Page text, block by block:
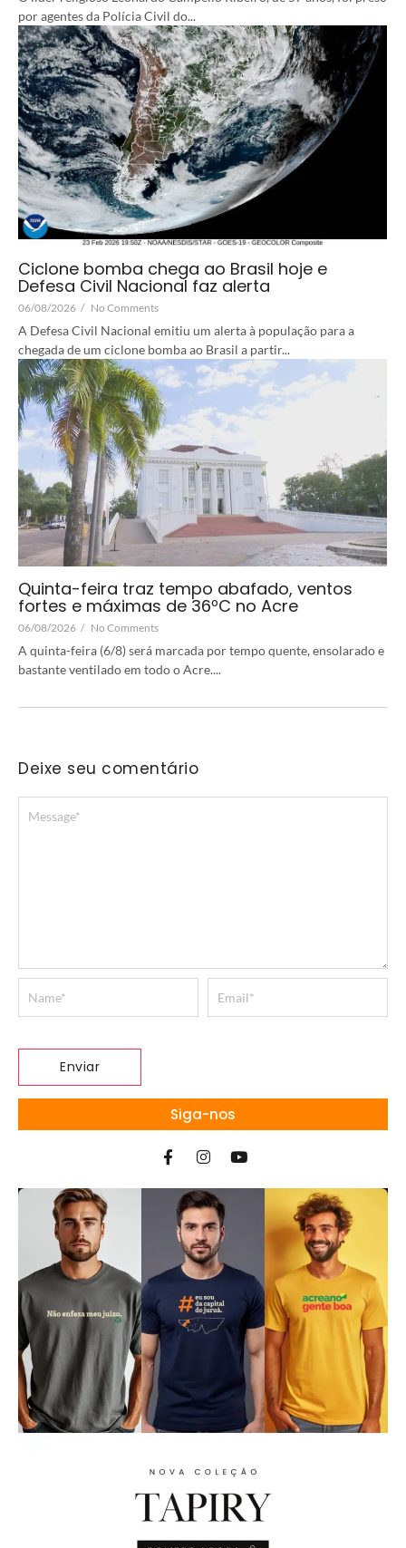
por agentes da Polícia Civil do...
Ciclone bomba chega ao Brasil hoje e
Defesa Civil Nacional faz alerta
06/08/2026 / No Comments
A Defesa Civil Nacional emitiu um alerta à população para a
chegada de um ciclone bomba ao Brasil a partir...
Quinta-feira traz tempo abafado, ventos
fortes e máximas de 36ºC no Acre
06/08/2026 / No Comments
A quinta-feira (6/8) será marcada por tempo quente, ensolarado e
bastante ventilado em todo o Acre....
Deixe seu comentário
Siga-nos